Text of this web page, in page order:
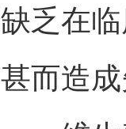
缺乏在
甚而造